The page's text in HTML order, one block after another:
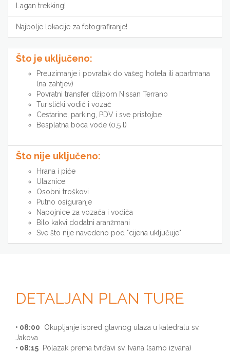
Lagan trekking!
Najbolje lokacije za fotografiranje!
Što je uključeno:
Preuzimanje i povratak do vašeg hotela ili apartmana
(na zahtjev)
Povratni transfer džipom Nissan Terrano
Turistički vodič i vozač
Cestarine, parking, PDV i sve pristojbe
Besplatna boca vode (0,5 l)
Što nije uključeno:
Hrana i piće
Ulaznice
Osobni troškovi
Putno osiguranje
Napojnice za vozača i vodiča
Bilo kakvi dodatni aranžmani
Sve što nije navedeno pod "cijena uključuje"
DETALJAN PLAN TURE
• 08:00 Okupljanje ispred glavnog ulaza u katedralu sv.
Jakova
• 08:15 Polazak prema tvrđavi sv. Ivana (samo izvana)